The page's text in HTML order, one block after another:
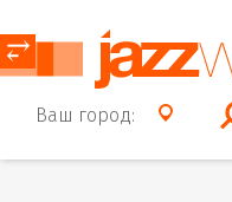
Ваш город:
⥂